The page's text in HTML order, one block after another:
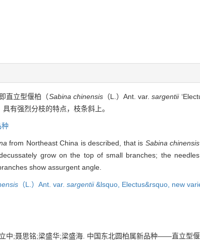
直立型偃柏（Sabina chinensis（L.）Ant. var.sargentii
有强烈分枝的特点，枝条斜上。
种
from Northeast China is described, that is Sabina chinensis
grow on the top of small branches; the
show assurgent angle.
（L.）Ant. var. sargentii&lsquo, Electus&rsquo, new
中;聂思铭;梁盛华;梁盛海. 中国东北圆柏属新品种——直立型